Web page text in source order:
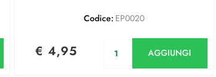
Codice: EP0020
€ 4,95 AGGIUNGI